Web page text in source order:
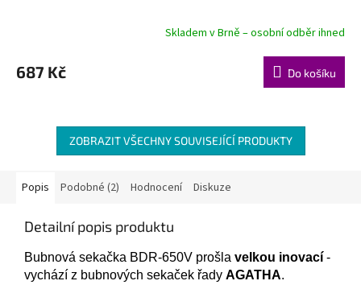
Skladem v Brně – osobní odběr ihned
687 Kč Do košíku
ZOBRAZIT VŠECHNY SOUVISEJÍCÍ PRODUKTY
Popis Podobné (2) Hodnocení Diskuze
Detailní popis produktu
Bubnová sekačka BDR-650V prošla velkou inovací -
vychází z bubnových sekaček řady AGATHA.